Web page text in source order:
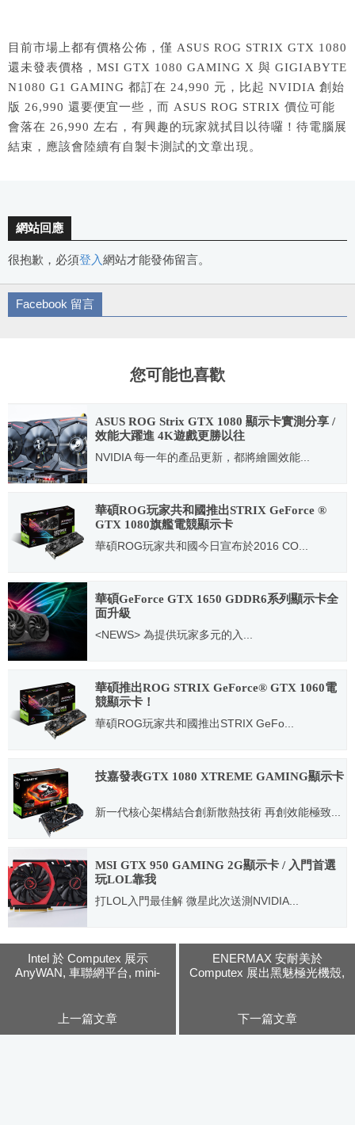
目前市場上都有價格公佈，僅 ASUS ROG STRIX GTX 1080
還未發表價格，MSI GTX 1080 GAMING X 與 GIGIABYTE
N1080 G1 GAMING 都訂在 24,990 元，比起 NVIDIA 創始
版 26,990 還要便宜一些，而 ASUS ROG STRIX 價位可能
會落在 26,990 左右，有興趣的玩家就拭目以待囉！待電腦展
結束，應該會陸續有自製卡測試的文章出現。
網站回應
很抱歉，必須登入網站才能發佈留言。
Facebook 留言
您可能也喜歡
ASUS ROG Strix GTX 1080 顯示卡實測分享 /
效能大躍進 4K遊戲更勝以往
NVIDIA 每一年的產品更新，都將繪圖效能...
華碩ROG玩家共和國推出STRIX GeForce ®
GTX 1080旗艦電競顯示卡
華碩ROG玩家共和國今日宣布於2016 CO...
2016.06.08
華碩GeForce GTX 1650 GDDR6系列顯示卡全
面升級
<NEWS> 為提供玩家多元的入...
華碩推出ROG STRIX GeForce® GTX 1060電
競顯示卡！
華碩ROG玩家共和國推出STRIX GeFo...
技嘉發表GTX 1080 XTREME GAMING顯示卡
新一代核心架構結合創新散熱技術 再創效能極致...
MSI GTX 950 GAMING 2G顯示卡 / 入門首選
玩LOL靠我
打LOL入門最佳解 微星此次送測NVIDIA...
Intel 於 Computex 展示
AnyWAN, 車聯網平台, mini-
上一篇文章
ENERMAX 安耐美於
Computex 展出黑魅極光機殼,
下一篇文章